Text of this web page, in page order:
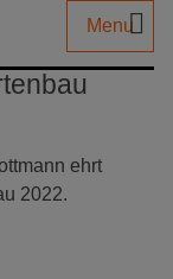
Menu
ehrt
2022.